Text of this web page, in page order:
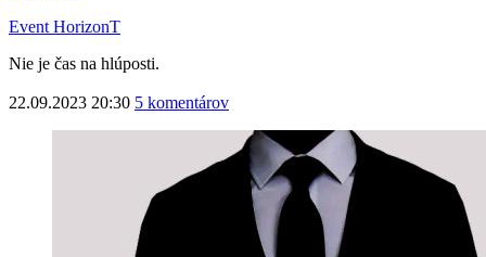
Event HorizonT
Nie je čas na hlúposti.
22.09.2023 20:30 5 komentárov